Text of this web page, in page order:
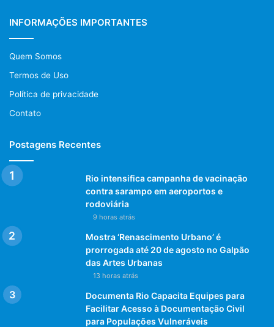
INFORMAÇÕES IMPORTANTES
Quem Somos
Termos de Uso
Política de privacidade
Contato
Postagens Recentes
Rio intensifica campanha de vacinação
contra sarampo em aeroportos e
rodoviária
9 horas atrás
Mostra ‘Renascimento Urbano’ é
prorrogada até 20 de agosto no Galpão
das Artes Urbanas
13 horas atrás
Documenta Rio Capacita Equipes para
Facilitar Acesso à Documentação Civil
para Populações Vulneráveis